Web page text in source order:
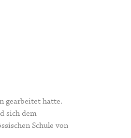
gearbeitet hatte.
sich dem
Schule von